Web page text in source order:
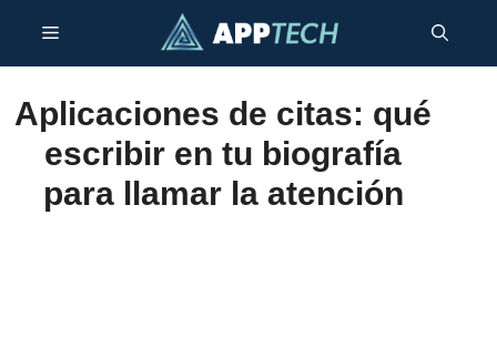
contenido
Menú
Aplicaciones de citas: qué
escribir en tu biografía
para llamar la atención